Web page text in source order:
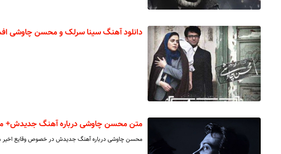
دانلود آهنگ سینا سرلک و محسن چاوشی
متن محسن چاوشی درباره آهنگ جدیدش+
محسن چاوشی درباره آهنگ جدیدش در خصوص وقایع اخیر